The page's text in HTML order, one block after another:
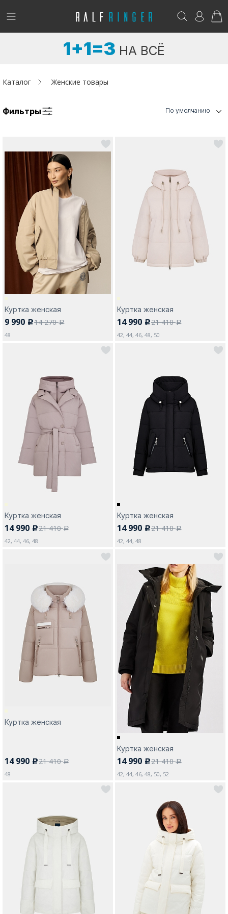
!
Женщинам
Капсула
Аутлет
Акции / Новости
Адреса магазинов
Да, все верно Изменить город
Покупателям
Возникли вопросы? - club@ralf.ru
1+1=3 НА ВСЁ
Каталог Женские товары
Фильтры По умолчанию
Куртка женская
9 990 c14 270a
48
Куртка женская
14 990 c21 410a
42, 44, 46, 48, 50
Куртка женская
14 990 c21 410a
42, 44, 46, 48
Куртка женская
14 990 c21 410a
42, 44, 48
Куртка женская
14 990 c21 410a
48
Куртка женская
14 990 c21 410a
42, 44, 46, 48, 50, 52